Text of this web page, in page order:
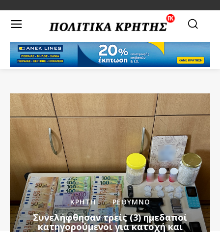
ΚΡΗΤΗ ΡΕΘΥΜΝΟ
Συνελήφθησαν τρείς (3) ημεδαποί
κατηγορούμενοι για κατοχή και